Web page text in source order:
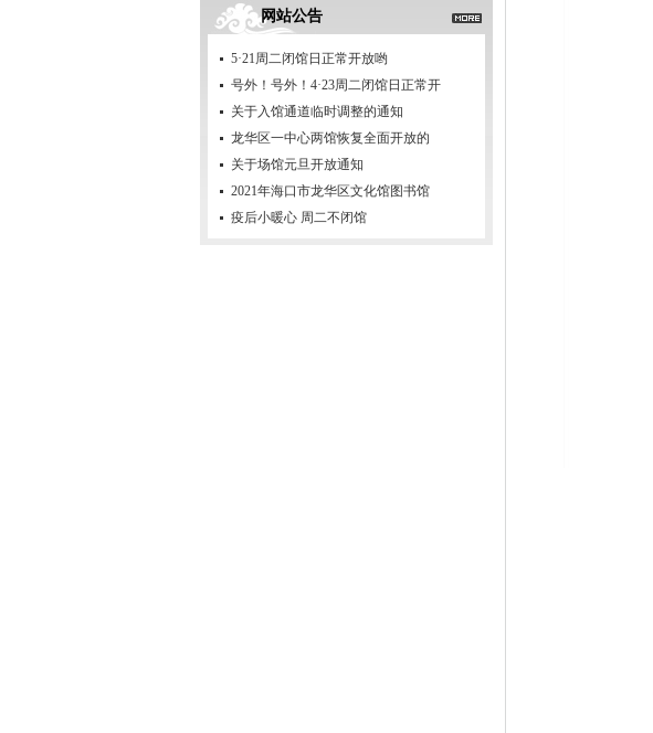
网站公告
5·21周二闭馆日正常开放哟
号外！号外！4·23周二闭馆日正常开
关于入馆通道临时调整的通知
龙华区一中心两馆恢复全面开放的
关于场馆元旦开放通知
2021年海口市龙华区文化馆图书馆
疫后小暖心 周二不闭馆